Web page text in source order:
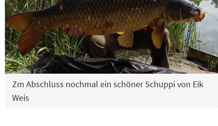
Zm Abschluss nochmal ein schöner Schuppi von Eik
Weis